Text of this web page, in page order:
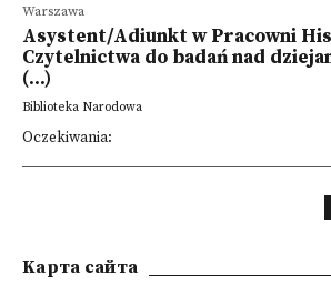
Warszawa
Asystent/Adiunkt w Pracowni
Czytelnictwa do badań nad
(...)
Biblioteka Narodowa
Oczekiwania:
Kарта сайта